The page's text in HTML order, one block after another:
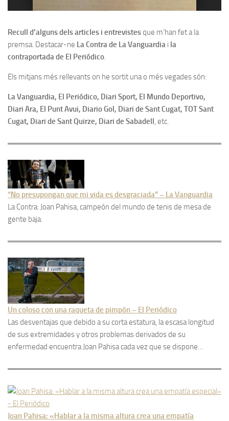
Recull d’alguns dels articles i entrevistesque m’han fet a la
premsa. Destacar-ne La Contra de La Vanguardia i la
contraportadade El Periódico.
Els mitjans més rellevants on he sortit una o més vegades són:
La Vanguardia, El Periódico, Diari Sport, El Mundo Deportivo,
Diari Ara, El Punt Avui, Diario Gol, Diari de Sant Cugat, TOT Sant
Cugat, Diari de Sant Quirze, Diari de Sabadell, etc.
“No presupongan que mi vida es desgraciada” – La Vanguardia
La Contra: Joan Pahisa, campeón del mundo de tenis de mesa de
gente baja.
Un coloso con una raqueta de pimpón – El Periódico
Las desventajas que debido a su corta estatura, la escasa longitud
de sus extremidades y otros problemas derivados de su
enfermedad encuentra Joan Pahisa cada vez que se dispone…
Joan Pahisa: «Hablar a la misma altura crea una empatía